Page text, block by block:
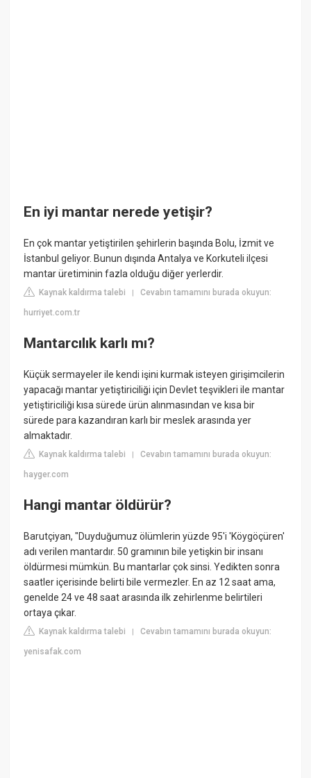
En iyi mantar nerede yetişir?
En çok mantar yetiştirilen şehirlerin başında Bolu, İzmit ve
İstanbul geliyor. Bunun dışında Antalya ve Korkuteli ilçesi
mantar üretiminin fazla olduğu diğer yerlerdir.
Kaynak kaldırma talebi |Cevabın tamamını burada okuyun:
hurriyet.com.tr
Mantarcılık karlı mı?
Küçük sermayeler ile kendi işini kurmak isteyen girişimcilerin
yapacağı mantar yetiştiriciliği için Devlet teşvikleri ile mantar
yetiştiriciliği kısa sürede ürün alınmasından ve kısa bir
sürede para kazandıran karlı bir meslek arasında yer
almaktadır.
Kaynak kaldırma talebi |Cevabın tamamını burada okuyun:
hayger.com
Hangi mantar öldürür?
Barutçiyan, "Duyduğumuz ölümlerin yüzde 95'i 'Köygöçüren'
adı verilen mantardır. 50 gramının bile yetişkin bir insanı
öldürmesi mümkün. Bu mantarlar çok sinsi. Yedikten sonra
saatler içerisinde belirti bile vermezler. En az 12 saat ama,
genelde 24 ve 48 saat arasında ilk zehirlenme belirtileri
ortaya çıkar.
Kaynak kaldırma talebi |Cevabın tamamını burada okuyun:
yenisafak.com